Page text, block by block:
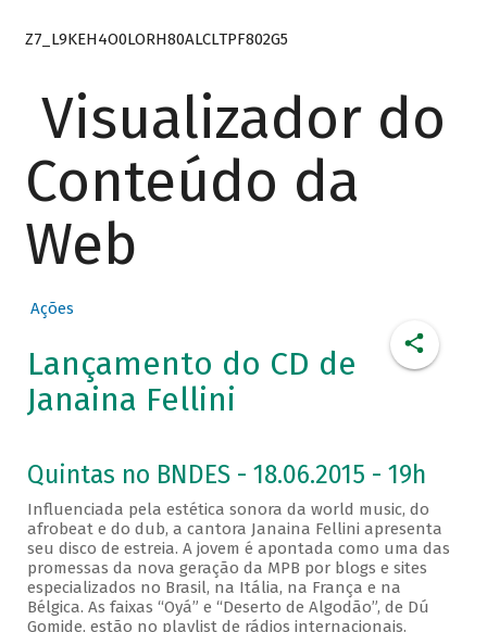
Z7_L9KEH4O0LORH80ALCLTPF802G5
Visualizador do
Conteúdo da
Web
Ações
Lançamento do CD de
Janaina Fellini
Quintas no BNDES - 18.06.2015 - 19h
Influenciada pela estética sonora da world music, do
afrobeat e do dub, a cantora Janaina Fellini apresenta
seu disco de estreia. A jovem é apontada como uma das
promessas da nova geração da MPB por blogs e sites
especializados no Brasil, na Itália, na França e na
Bélgica. As faixas “Oyá” e “Deserto de Algodão”, de Dú
Gomide, estão no playlist de rádios internacionais.